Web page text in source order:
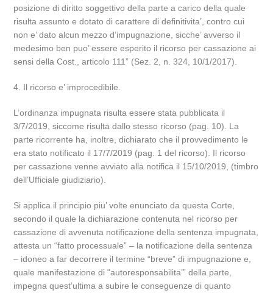
posizione di diritto soggettivo della parte a carico della quale
risulta assunto e dotato di carattere di definitivita’, contro cui
non e’ dato alcun mezzo d’impugnazione, sicche’ avverso il
medesimo ben puo’ essere esperito il ricorso per cassazione ai
sensi della Cost., articolo 111” (Sez. 2, n. 324, 10/1/2017).
4. Il ricorso e’ improcedibile.
L’ordinanza impugnata risulta essere stata pubblicata il
3/7/2019, siccome risulta dallo stesso ricorso (pag. 10). La
parte ricorrente ha, inoltre, dichiarato che il provvedimento le
era stato notificato il 17/7/2019 (pag. 1 del ricorso). Il ricorso
per cassazione venne avviato alla notifica il 15/10/2019, (timbro
dell’Ufficiale giudiziario).
Si applica il principio piu’ volte enunciato da questa Corte,
secondo il quale la dichiarazione contenuta nel ricorso per
cassazione di avvenuta notificazione della sentenza impugnata,
attesta un “fatto processuale” – la notificazione della sentenza
– idoneo a far decorrere il termine “breve” di impugnazione e,
quale manifestazione di “autoresponsabilita’” della parte,
impegna quest’ultima a subire le conseguenze di quanto